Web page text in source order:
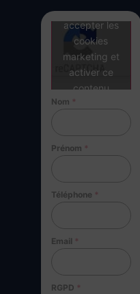
Cliquez pour
accepter les
cookies
marketing et
activer ce
contenu
Nom *
Prénom *
Téléphone *
Email *
RGPD *